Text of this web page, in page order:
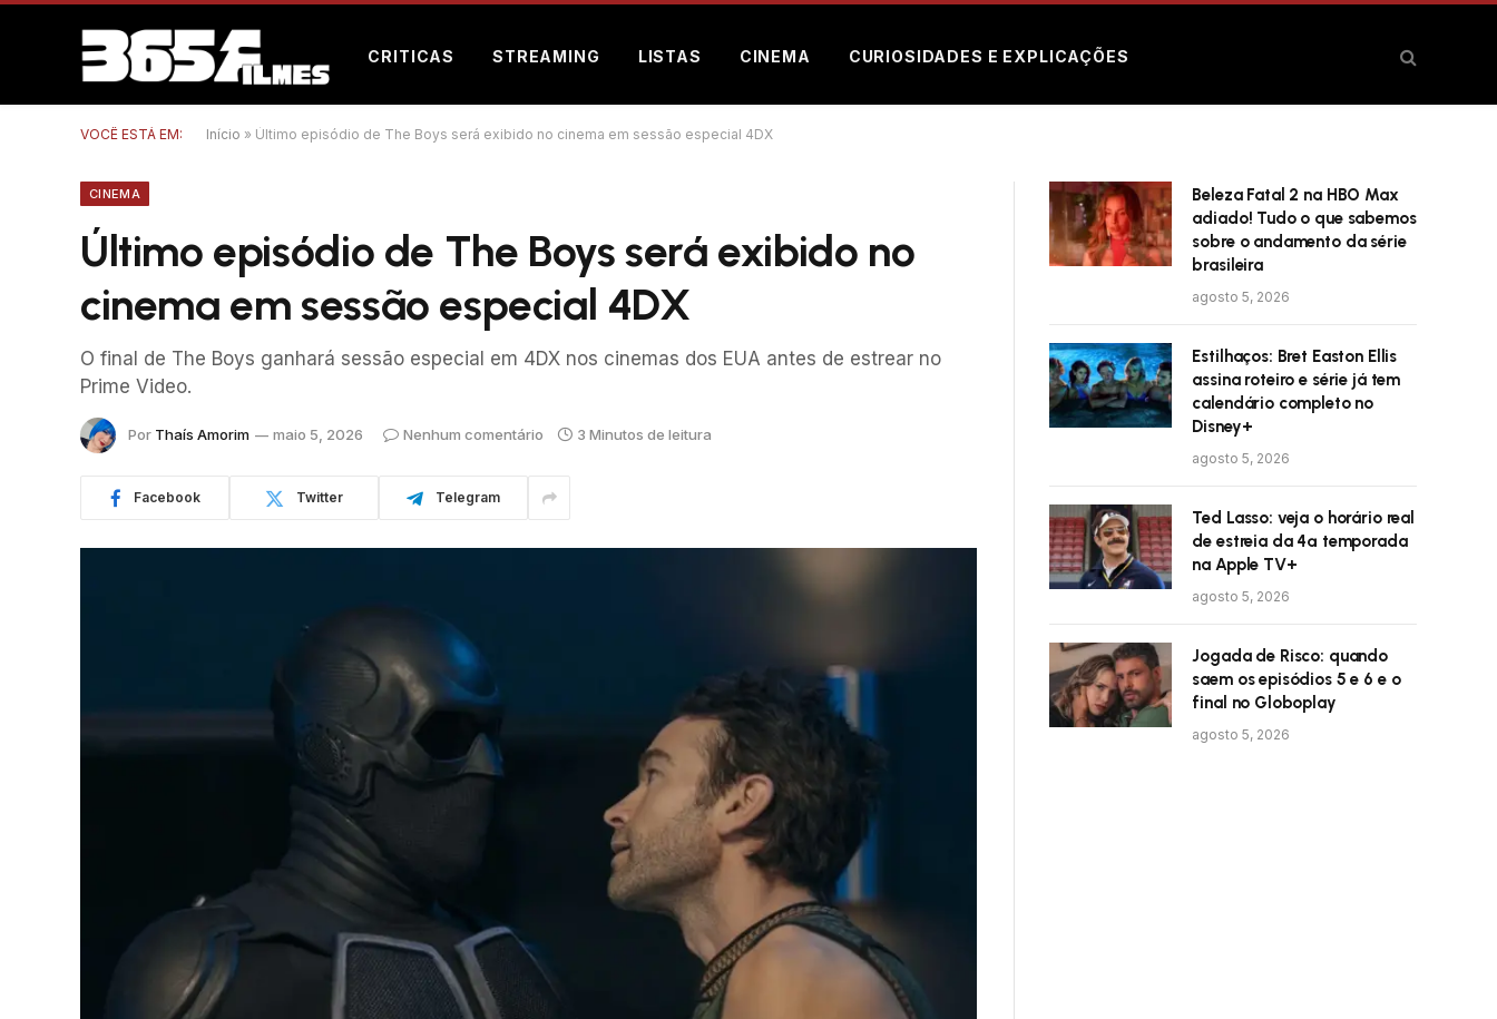
CRITICAS STREAMING LISTAS CINEMA CURIOSIDADES E EXPLICAÇÕES
VOCÊ ESTÁ EM: Início » Último episódio de The Boys será exibido no cinema em sessão especial 4DX
CINEMA
Último episódio de The Boys será exibido no
cinema em sessão especial 4DX
O final de The Boys ganhará sessão especial em 4DX nos cinemas dos EUA antes de estrear no
Prime Video.
Por Thaís Amorim maio 5, 2026 Nenhum comentário 3 Minutos de leitura
Facebook Twitter Telegram
Beleza Fatal 2 na HBO Max
adiado! Tudo o que sabemos
sobre o andamento da série
brasileira
agosto 5, 2026
Estilhaços: Bret Easton Ellis
assina roteiro e série já tem
calendário completo no
Disney+
agosto 5, 2026
Ted Lasso: veja o horário real
de estreia da 4ª temporada
na Apple TV+
agosto 5, 2026
Jogada de Risco: quando
saem os episódios 5 e 6 e o
final no Globoplay
agosto 5, 2026